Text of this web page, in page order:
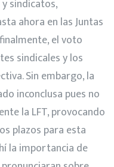
sindicatos,
ahora en las Juntas
el voto
sindicales y los
Sin embargo, la
inconclusa pues no
la LFT, provocando
plazos para esta
la importancia de